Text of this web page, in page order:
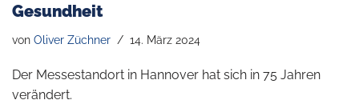
Gesundheit
von Oliver Züchner 14. März 2024
Der Messestandort in Hannover hat sich in 75 Jahren
verändert.